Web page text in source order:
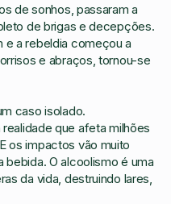
de sonhos, passaram a
de brigas e decepções.
e a rebeldia começou a
e abraços, tornou-se
caso isolado.
que afeta milhões
os impactos vão muito
bebida. O alcoolismo é uma
da vida, destruindo lares,